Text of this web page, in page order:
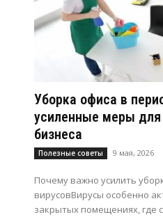
Уборка офиса в
усиленные меры
бизнеса
Полезные советы 9 мая, 2026
Почему важно усилить
вирусовВирусы особенно
закрытых помещениях, где